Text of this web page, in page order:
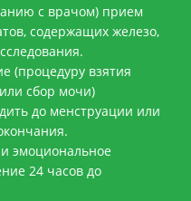
с врачом) прием
содержащих железо,
(процедуру взятия
сбор мочи)
до менструации или
эмоциональное
24 часов до